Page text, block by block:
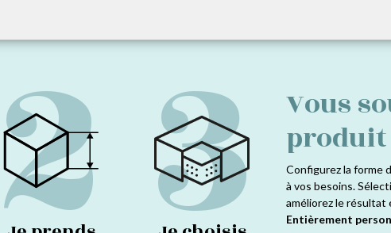
23
Vous
produit
Configurez la forme
à vos besoins.
améliorez le
Entièrement